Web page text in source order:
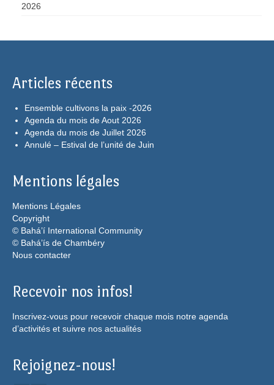
2026
Articles récents
Ensemble cultivons la paix -2026
Agenda du mois de Aout 2026
Agenda du mois de Juillet 2026
Annulé – Estival de l’unité de Juin
Mentions légales
Mentions Légales
Copyright
© Bahá’í International Community
© Bahá’ís de Chambéry
Nous contacter
Recevoir nos infos!
Inscrivez-vous pour recevoir chaque mois notre agenda
d’activités et suivre nos actualités
Rejoignez-nous!